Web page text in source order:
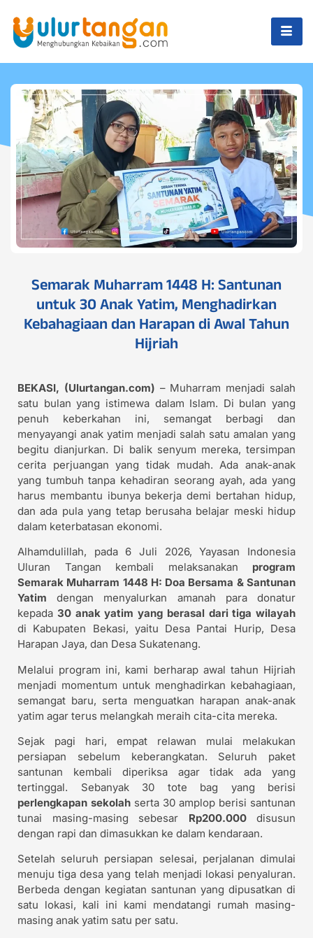
Semarak Muharram 1448 H: Santunan
untuk 30 Anak Yatim, Menghadirkan
Kebahagiaan dan Harapan di Awal Tahun
Hijriah
BEKASI, (Ulurtangan.com) – Muharram menjadi salah
satu bulan yang istimewa dalam Islam. Di bulan yang
penuh keberkahan ini, semangat berbagi dan
menyayangi anak yatim menjadi salah satu amalan yang
begitu dianjurkan. Di balik senyum mereka, tersimpan
cerita perjuangan yang tidak mudah. Ada anak-anak
yang tumbuh tanpa kehadiran seorang ayah, ada yang
harus membantu ibunya bekerja demi bertahan hidup,
dan ada pula yang tetap berusaha belajar meski hidup
dalam keterbatasan ekonomi.
Alhamdulillah, pada 6 Juli 2026, Yayasan Indonesia
Uluran Tangan kembali melaksanakan program
Semarak Muharram 1448 H: Doa Bersama & Santunan
Yatim dengan menyalurkan amanah para donatur
kepada 30 anak yatim yang berasal dari tiga wilayah
di Kabupaten Bekasi, yaitu Desa Pantai Hurip, Desa
Harapan Jaya, dan Desa Sukatenang.
Melalui program ini, kami berharap awal tahun Hijriah
menjadi momentum untuk menghadirkan kebahagiaan,
semangat baru, serta menguatkan harapan anak-anak
yatim agar terus melangkah meraih cita-cita mereka.
Sejak pagi hari, empat relawan mulai melakukan
persiapan sebelum keberangkatan. Seluruh paket
santunan kembali diperiksa agar tidak ada yang
tertinggal. Sebanyak 30 tote bag yang berisi
perlengkapan sekolah serta 30 amplop berisi santunan
tunai masing-masing sebesar Rp200.000disusun
dengan rapi dan dimasukkan ke dalam kendaraan.
Setelah seluruh persiapan selesai, perjalanan dimulai
menuju tiga desa yang telah menjadi lokasi penyaluran.
Berbeda dengan kegiatan santunan yang dipusatkan di
satu lokasi, kali ini kami mendatangi rumah masing-
masing anak yatim satu per satu.